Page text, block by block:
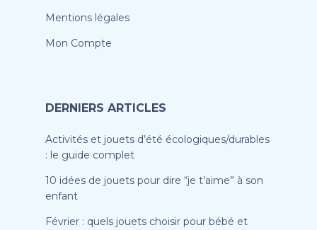
Mentions légales
Mon Compte
DERNIERS ARTICLES
Activités et jouets d’été écologiques/durables
: le guide complet
10 idées de jouets pour dire “je t’aime” à son
enfant
Février : quels jouets choisir pour bébé et